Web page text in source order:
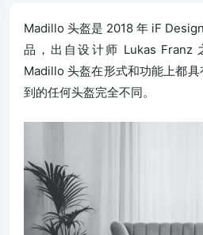
Madillo 头盔是 2018 年 iF
品，出自设计师 Lukas Franz
Madillo 头盔在形式和功能上都
到的任何头盔完全不同。